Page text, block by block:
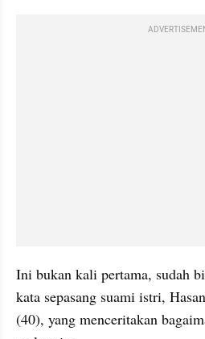
Ini bukan kali pertama, sudah
kata sepasang suami istri,
(40), yang menceritakan